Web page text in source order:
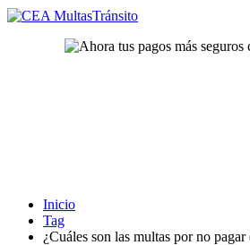
Inicio
Tag
¿Cuáles son las multas por no